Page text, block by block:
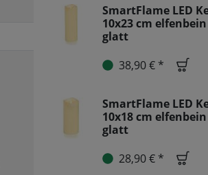
SmartFlame LED
10x23 cm
glatt
38,90 € *
SmartFlame LED
10x18 cm
glatt
28,90 € *